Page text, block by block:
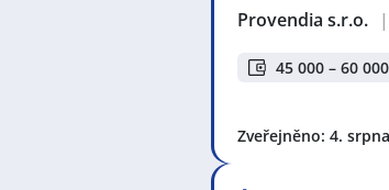
Provendia s.r.o. |
45 000 – 60
Zveřejněno: 4. srpna